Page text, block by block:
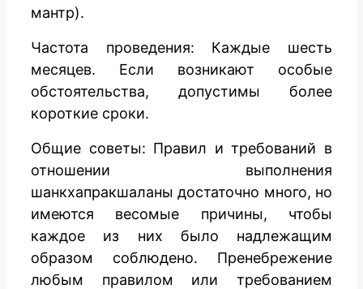
мантр).
Частота проведения: Каждые шесть
месяцев. Если возникают особые
обстоятельства, допустимы более
короткие сроки.
Общие советы: Правил и требований в
отношении выполнения
шанкхапракшаланы достаточно много, но
имеются весомые причины, чтобы
каждое из них было надлежащим
образом соблюдено. Пренебрежение
любым правилом или требованием